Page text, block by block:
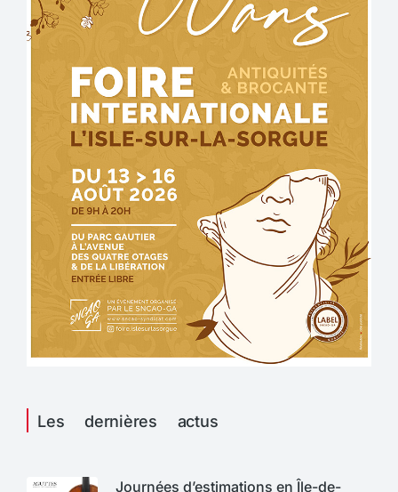
Les dernières actus
Journées d’estimations en Île-de-